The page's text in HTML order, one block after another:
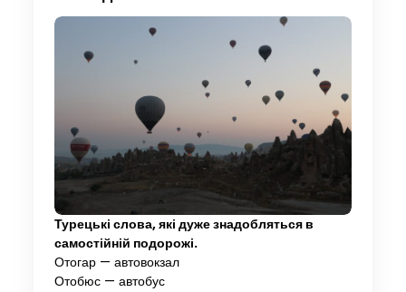
Турецькі слова, які дуже знадобляться в
самостійній подорожі.
Отогар — автовокзал
Отобюс — автобус